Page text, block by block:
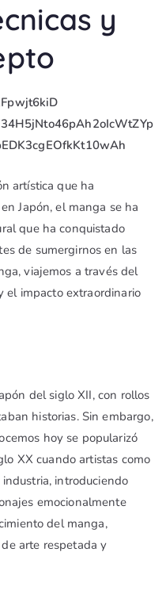
y
artística que ha
Japón, el manga se ha
que ha conquistado
de sumergirnos en las
viajemos a través del
el impacto extraordinario
del siglo XII, con rollos
historias. Sin embargo,
hoy se popularizó
XX cuando artistas como
introduciendo
emocionalmente
del manga,
arte respetada y